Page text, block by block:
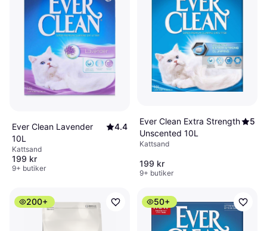
Ever Clean Lavender
10L
4.4
Kattsand
199 kr
9+ butiker
Ever Clean Extra Strength
Unscented 10L
5
Kattsand
199 kr
9+ butiker
200+ 50+